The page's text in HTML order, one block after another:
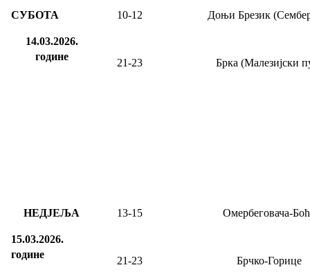
СУБОТА
14.03.2026.
године
10-12 Доњи Брезик
21-23 Брка (Малезијски
НЕДЈЕЉА
15.03.2026.
године
13-15 Омербеговача-
21-23 Брчко-Горице